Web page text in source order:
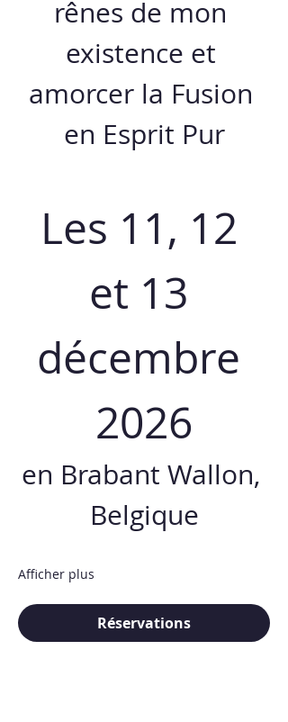
rênes de mon
existence et
amorcer la Fusion
en Esprit Pur
Les 11, 12
et 13
décembre
2026
en Brabant Wallon,
Belgique
Afficher plus
Réservations